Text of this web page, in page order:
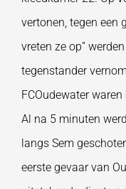
vertonen, tegen een
vreten ze op”
tegenstander
FCOudewater
Al na 5 minuten
langs Sem
eerste gevaar van